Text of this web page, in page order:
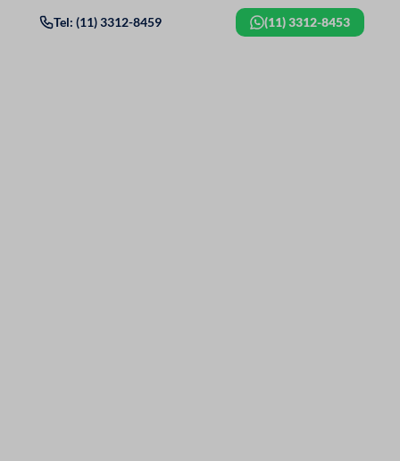
Tel: (11) 3312-8459 (11) 3312-8453